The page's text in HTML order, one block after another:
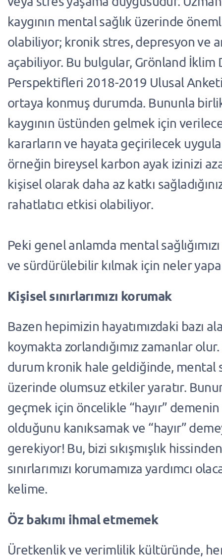
kaygının mental sağlık üzerinde
olabiliyor; kronik stres, depresyon ve
açabiliyor. Bu bulgular, Grönland İklim
Perspektifleri 2018-2019 Ulusal
ortaya konmuş durumda. Bununla
kaygının üstünden gelmek için
kararların ve hayata geçirilecek
örneğin bireysel karbon ayak izinizi
kişisel olarak daha az katkı
rahatlatıcı etkisi olabiliyor.
Peki genel anlamda mental
ve sürdürülebilir kılmak için neler
Kişisel sınırlarımızı korumak
Bazen hepimizin hayatımızdaki bazı
koymakta zorlandığımız zamanlar
durum kronik hale geldiğinde, mental
üzerinde olumsuz etkiler yaratır.
geçmek için öncelikle “hayır”
olduğunu kanıksamak ve “hayır”
gerekiyor! Bu, bizi sıkışmışlık
sınırlarımızı korumamıza yardımcı
kelime.
Öz bakımı ihmal etmemek
Üretkenlik ve verimlilik kültüründe,